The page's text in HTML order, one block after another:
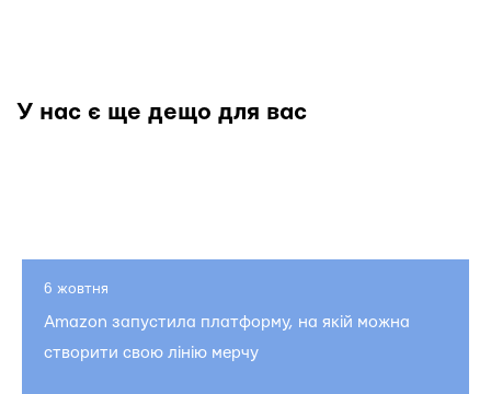
У нас є ще дещо для вас
6 жовтня
Amazon запустила платформу, на якій можна
створити свою лінію мерчу